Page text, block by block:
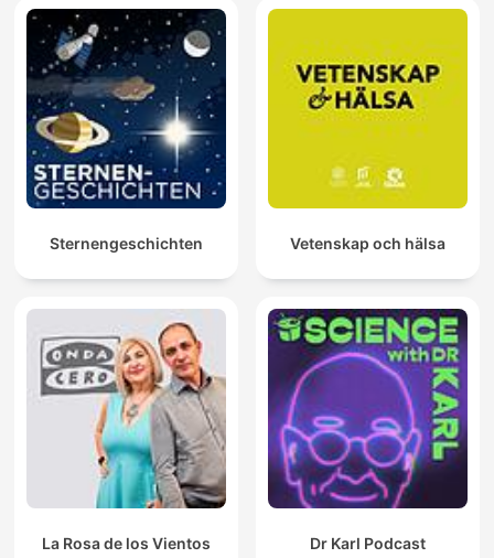
Sternengeschichten Vetenskap och hälsa
La Rosa de los Vientos Dr Karl Podcast